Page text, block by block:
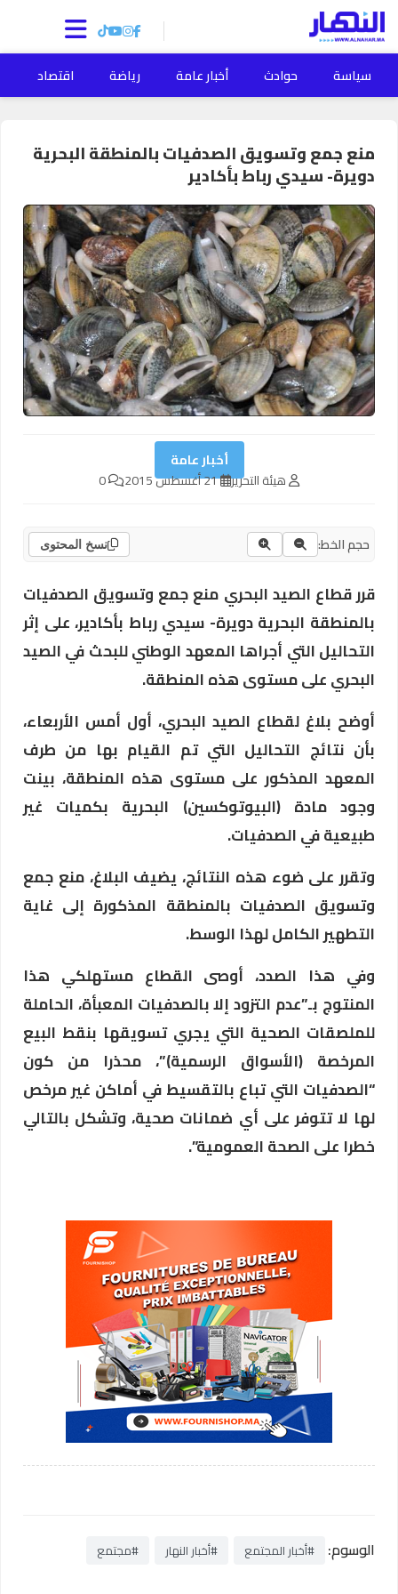
سياسة حوادث أخبار عامة رياضة اقتصاد
منع جمع وتسويق الصدفيات بالمنطقة البحرية
دويرة- سيدي رباط بأكادير
أخبار عامة
هيئة التحرير 21 أغسطس 2015
حجم الخط: نسخ المحتوى
قرر قطاع الصيد البحري منع جمع وتسويق الصدفيات
بالمنطقة البحرية دويرة- سيدي رباط بأكادير، على إثر
التحاليل التي أجراها المعهد الوطني للبحث في الصيد
البحري على مستوى هذه المنطقة.
أوضح بلاغ لقطاع الصيد البحري، أول أمس الأربعاء،
بأن نتائج التحاليل التي تم القيام بها من طرف
المعهد المذكور على مستوى هذه المنطقة، بينت
وجود مادة (البيوتوكسين) البحرية بكميات غير
طبيعية في الصدفيات.
وتقرر على ضوء هذه النتائج، يضيف البلاغ، منع جمع
وتسويق الصدفيات بالمنطقة المذكورة إلى غاية
التطهير الكامل لهذا الوسط.
وفي هذا الصدد، أوصى القطاع مستهلكي هذا
المنتوج بـ”عدم التزود إلا بالصدفيات المعبأة، الحاملة
للملصقات الصحية التي يجري تسويقها بنقط البيع
المرخصة (الأسواق الرسمية)”، محذرا من كون
“الصدفيات التي تباع بالتقسيط في أماكن غير مرخص
لها لا تتوفر على أي ضمانات صحية، وتشكل بالتالي
خطرا على الصحة العمومية”.
الوسوم: #أخبار المجتمع #أخبار النهار #مجتمع